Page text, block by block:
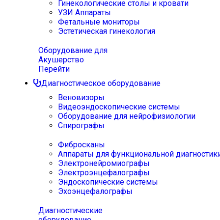
Гинекологические столы и кровати
УЗИ Аппараты
Фетальные мониторы
Эстетическая гинекология
Оборудование для
Акушерство
Перейти
Диагностическое оборудование
Веновизоры
Видеоэндоскопические системы
Оборудование для нейрофизиологии
Спирографы
Фибросканы
Аппараты для функциональной
Электронейромиографы
Электроэнцефалографы
Эндоскопические системы
Эхоэнцефалографы
Диагностические